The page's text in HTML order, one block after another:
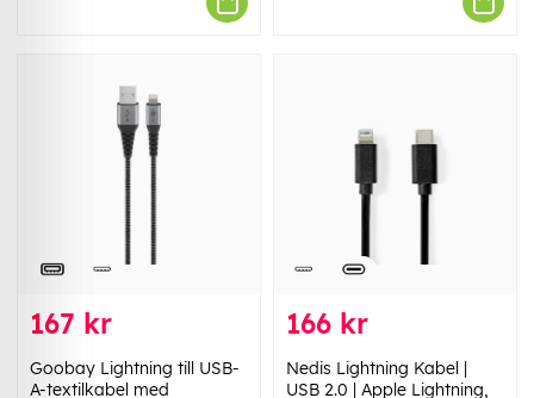
167 kr
Goobay Lightning till USB-
A-textilkabel med
166 kr
Nedis Lightning Kabel |
USB 2.0 | Apple Lightning,